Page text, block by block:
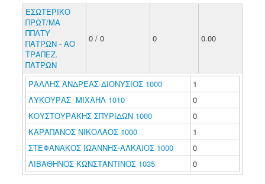
ΕΣΩΤΕΡΙΚΟ
ΠΡΩΤ/ΜΑ
ΠΠΛΤΥ
ΠΑΤΡΩΝ - ΑΟ
ΤΡΑΠΕΖ.
ΠΑΤΡΩΝ
0 / 0 0 0.00
ΡΑΛΛΗΣ ΑΝΔΡΕΑΣ-ΔΙΟΝΥΣΙΟΣ 1000
1
ΛΥΚΟΥΡΑΣ ΜΙΧΑΗΛ 1010
0
ΚΟΥΣΤΟΥΡΑΚΗΣ ΣΠΥΡΙΔΩΝ 1000
0
ΚΑΡΑΠΑΝΟΣ ΝΙΚΟΛΑΟΣ 1000
1
ΣΤΕΦΑΝΑΚΟΣ ΙΩΑΝΝΗΣ-ΑΛΚΑΙΟΣ 1000
0
ΛΙΒΑΘΗΝΟΣ ΚΩΝΣΤΑΝΤΙΝΟΣ 1035
0